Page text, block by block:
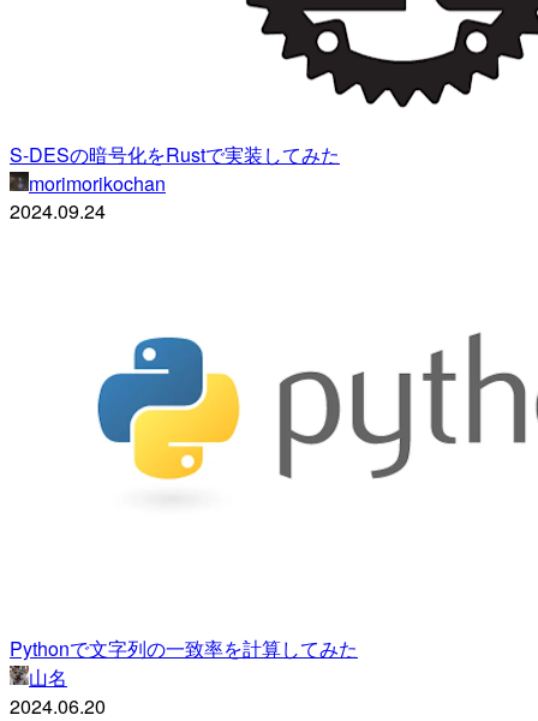
S-DESの暗号化をRustで実装してみた
morimorikochan
2024.09.24
Pythonで文字列の一致率を計算してみた
山名
2024.06.20